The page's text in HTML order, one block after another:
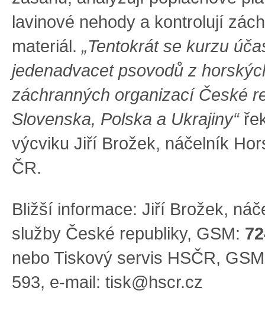
lavinové nehody a kontrolují
materiál. „Tentokrát se kurzu
jedenadvacet psovodů z
záchranných organizací České
Slovenska, Polska a Ukrajiny“
výcviku Jiří Brožek, náčelník
ČR.
Bližší informace: Jiří Brožek,
služby České republiky, GSM:
nebo Tiskový servis HSČR,
593, e-mail: tisk@hscr.cz